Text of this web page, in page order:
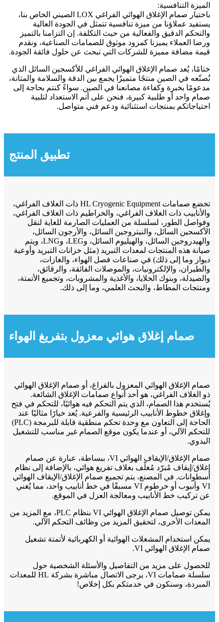
الميزة التنافسية:
باختيار صمام الإغلاق الهوائي الفراغي LOX الصيني الخاص بنا،
يستفيد عملاؤنا من ميزة تنافسية تتمثل في الجودة العالية
والتحكم الدقيق والفعالية من حيث التكلفة. إن التزامنا بالتميز
ورضا العملاء يميزنا كمزود موثوق للصمامات الصناعية، ونقدم
قيمة مضافة مميزة للشركات التي تبحث عن حلول فائقة الجودة.
ختامًا، يُعد صمام الإغلاق الهوائي الفراغي للأكسجين السائل الذي
نُصنّعه في الصين منتجًا متميزًا يجمع بين الدقة والسلامة والمتانة،
مدعومًا بخبرة وكفاءة مصانعنا في الصين. سواءً كنتم بحاجة إلى
صمام واحد أو طلبية كبيرة، فنحن على أتم الاستعداد لتلبية
احتياجاتكم بمنتجات استثنائية ودعم فني متواصل.
تطبيق المنتج
تخضع صمامات HL Cryogenic Equipment ذات الغلاف الفراغي،
والأنابيب ذات الغلاف الفراغي، والخراطيم ذات الغلاف الفراغي،
وفواصل الطور، لسلسلة من العمليات الصارمة للغاية لنقل
الأكسجين السائل، والنيتروجين السائل، والأرجون السائل،
والهيدروجين السائل، والهيليوم السائل، وLEG، وLNG، ويتم
صيانة هذه المنتجات لمعدات التبريد (مثل خزانات التبريد وأوعية
ديوار وما إلى ذلك) في صناعات فصل الهواء، والغازات،
والطيران، والإلكترونيات، والموصلات الفائقة، والرقائق،
والصيدلة، وبنوك الخلايا، والأغذية والمشروبات، وتجميع الأتمتة،
ومنتجات المطاط، والبحث العلمي، وما إلى ذلك.
صمام إغلاق هوائي معزول بتفريغ الهواء
صمام الإغلاق الهوائي المعزول بالفراغ، أو صمام الإغلاق الهوائي
ذو الغلاف الفراغي، هو أحد أنواع صمامات الإغلاق الشائعة.
يُستخدم هذا الصمام، الذي يتم التحكم فيه هوائيًا، للتحكم في فتح
وإغلاق خطوط الأنابيب الرئيسية والفرعية. يُعد خيارًا مثاليًا عند
الحاجة إلى التعاون مع وحدة تحكم منطقية قابلة للبرمجة (PLC)
للتحكم الآلي، أو عندما يكون موقع الصمام غير مناسب للتشغيل
اليدوي.
صمام الإغلاق/الإيقاف الهوائي VI، ببساطة، عبارة عن صمام
إغلاق/إيقاف مُبرّد مُغلّف بغلاف تفريغ هوائي، بالإضافة إلى نظام
أسطوانات. في المصنع، يتم تجميع صمام الإغلاق/الإيقاف الهوائي
VI وأنبوب أو خرطوم VI مسبقًا في خط أنابيب واحد، مما يُغني
عن تركيب خط الأنابيب ومعالجة العزل في الموقع.
يمكن توصيل صمام الإغلاق الهوائي VI بنظام PLC، مع المزيد من
المعدات الأخرى، لتحقيق المزيد من وظائف التحكم الآلي.
يمكن استخدام المشغلات الهوائية أو الكهربائية لأتمتة تشغيل
صمام الإغلاق الهوائي VI.
للحصول على مزيد من التفاصيل والأسئلة الشخصية حول
سلسلة صمامات VI، يرجى الاتصال مباشرة بشركة HL للمعدات
المبردة، وسنكون في خدمتكم بكل إخلاص!